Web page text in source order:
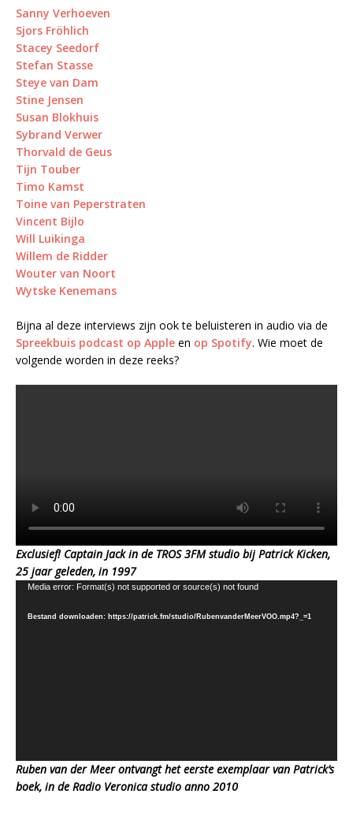
Sanny Verhoeven
Sjors Fröhlich
Stacey Seedorf
Stefan Stasse
Steye van Dam
Stine Jensen
Susan Blokhuis
Sybrand Verwer
Thorvald de Geus
Tijn Touber
Timo Kamst
Toine van Peperstraten
Vincent Bijlo
Will Luikinga
Willem de Ridder
Wouter van Noort
Wytske Kenemans
Bijna al deze interviews zijn ook te beluisteren in audio via de
Spreekbuis podcast op Apple en op Spotify. Wie moet de
volgende worden in deze reeks?
Exclusief! Captain Jack in de TROS 3FM studio bij Patrick Kicken,
25 jaar geleden, in 1997
Videospeler
Media error: Format(s) not supported or source(s) not found
Bestand downloaden: https://patrick.fm/studio/RubenvanderMeerVOO.mp4?_=1
Ruben van der Meer ontvangt het eerste exemplaar van Patrick’s
boek, in de Radio Veronica studio anno 2010